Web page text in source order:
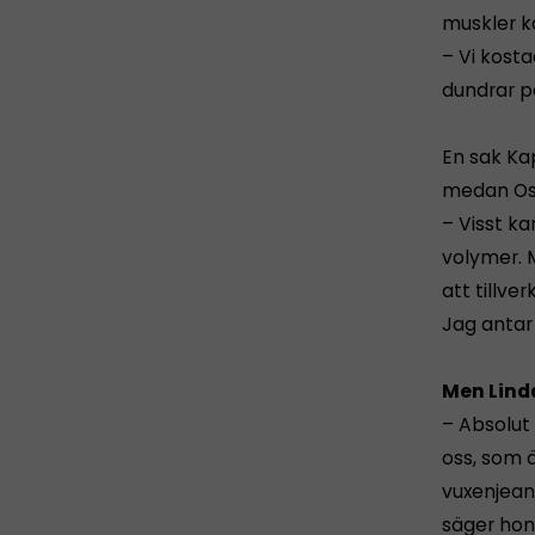
muskler
– Vi
dundrar
En sak
medan
– Visst
volymer.
att
Jag
Men
–
oss, som
säger